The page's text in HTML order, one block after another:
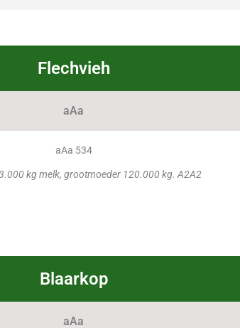
Flechvieh
aAa
aAa 534
kg melk, grootmoeder 120.000 kg. A2A2
Blaarkop
aAa